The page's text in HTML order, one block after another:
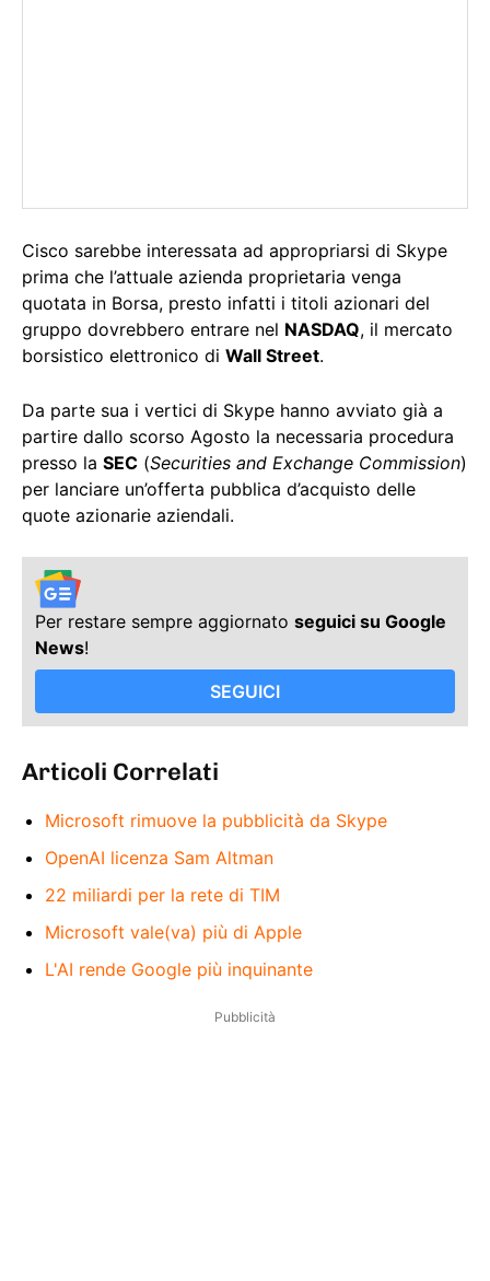
Cisco sarebbe interessata ad appropriarsi di Skype
prima che l’attuale azienda proprietaria venga
quotata in Borsa, presto infatti i titoli azionari del
gruppo dovrebbero entrare nel NASDAQ, il mercato
borsistico elettronico di Wall Street.
Da parte sua i vertici di Skype hanno avviato già a
partire dallo scorso Agosto la necessaria procedura
presso la SEC (Securities and Exchange Commission)
per lanciare un’offerta pubblica d’acquisto delle
quote azionarie aziendali.
Per restare sempre aggiornato seguici su Google
News!
SEGUICI
Articoli Correlati
Microsoft rimuove la pubblicità da Skype
OpenAI licenza Sam Altman
22 miliardi per la rete di TIM
Microsoft vale(va) più di Apple
L'AI rende Google più inquinante
Pubblicità